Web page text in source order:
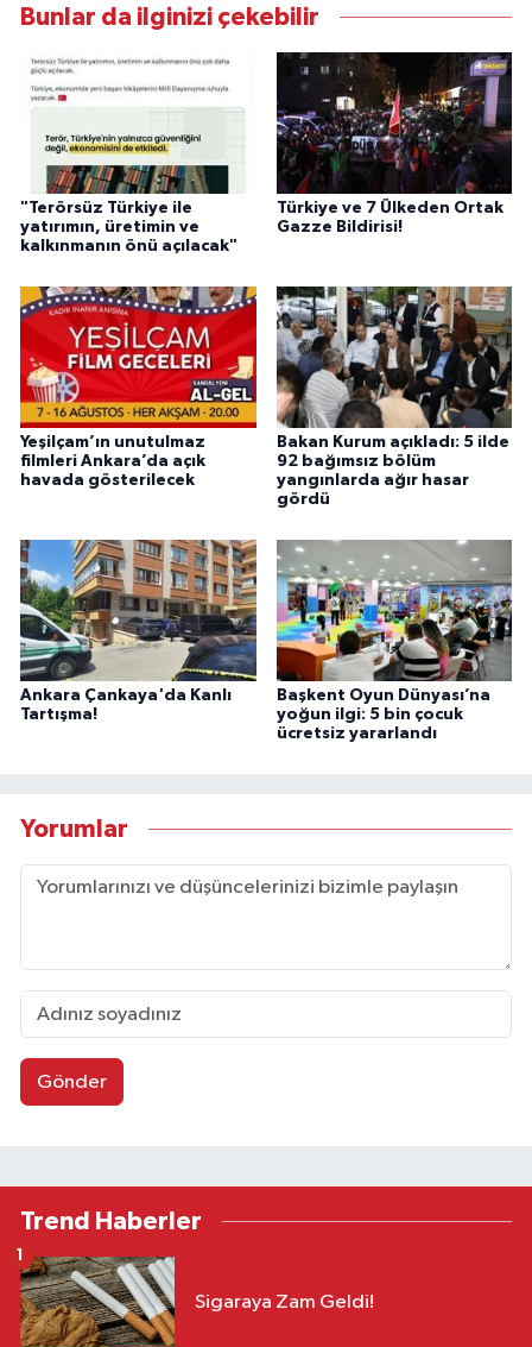
Bunlar da ilginizi çekebilir
"Terörsüz Türkiye ile
yatırımın, üretimin ve
kalkınmanın önü açılacak"
Türkiye ve 7 Ülkeden Ortak
Gazze Bildirisi!
Yeşilçam’ın unutulmaz
filmleri Ankara’da açık
havada gösterilecek
Bakan Kurum açıkladı: 5 ilde
92 bağımsız bölüm
yangınlarda ağır hasar
gördü
Ankara Çankaya'da Kanlı
Tartışma!
Başkent Oyun Dünyası’na
yoğun ilgi: 5 bin çocuk
ücretsiz yararlandı
Yorumlar
Gönder
Trend Haberler
Sigaraya Zam Geldi!
1